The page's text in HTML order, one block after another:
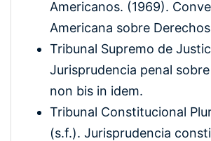
Americanos. (1969).
Americana sobre
Tribunal Supremo de
Jurisprudencia penal
non bis in idem.
Tribunal Constitucional
(s.f.). Jurisprudencia